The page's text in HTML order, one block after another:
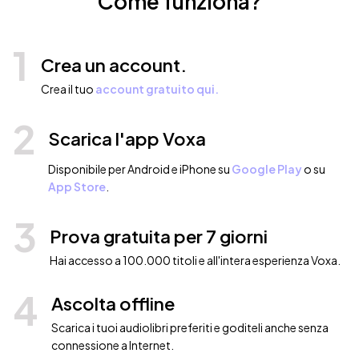
1 Crea un account.
Crea il tuo account gratuito qui.
2 Scarica l'app Voxa
Disponibile per Android e iPhone su Google Playo su
App Store
3 Prova gratuita per 7 giorni
Hai accesso a 100.000 titoli e all'intera esperienza Voxa.
4 Ascolta offline
Scarica i tuoi audiolibri preferiti e goditeli anche senza
connessione a Internet.